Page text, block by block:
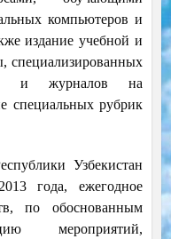
компьютеров и
издание учебной и
специализированных
и журналов на
специальных рубрик
Узбекистан
года, ежегодное
по обоснованным
мероприятий,